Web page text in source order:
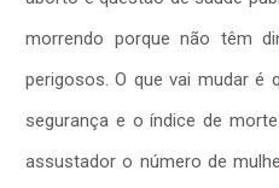
morrendo porque não têm
perigosos.O que vai mudar é
segurança e o índice de
assustador o número de